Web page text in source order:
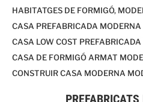
HABITATGES DE FORMIGÓ,
CASA PREFABRICADA MODERNA
CASA LOW COST
CASA DE FORMIGÓ ARMAT
CONSTRUIR CASA MODERNA